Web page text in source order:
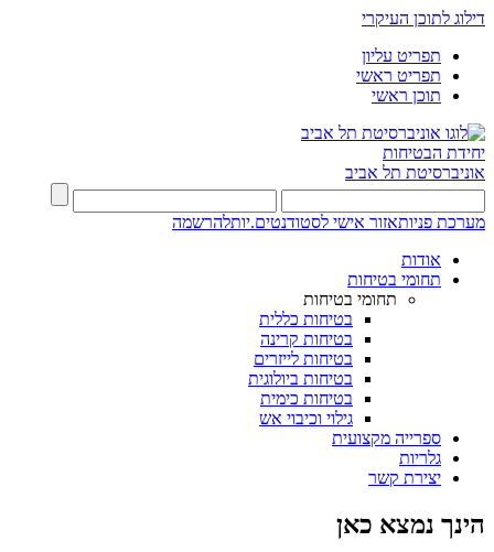
דילוג לתוכן העיקרי
תפריט עליון
תפריט ראשי
תוכן ראשי
יחידת הבטיחות
אוניברסיטת תל אביב
מערכת פניותאזור אישי לסטודנטים.יותלהרשמה
אודות
תחומי בטיחות
תחומי בטיחות
בטיחות כללית
בטיחות קרינה
בטיחות לייזרים
בטיחות ביולוגית
בטיחות כימית
גילוי וכיבוי אש
ספרייה מקצועית
גלריות
יצירת קשר
הינך נמצא כאן